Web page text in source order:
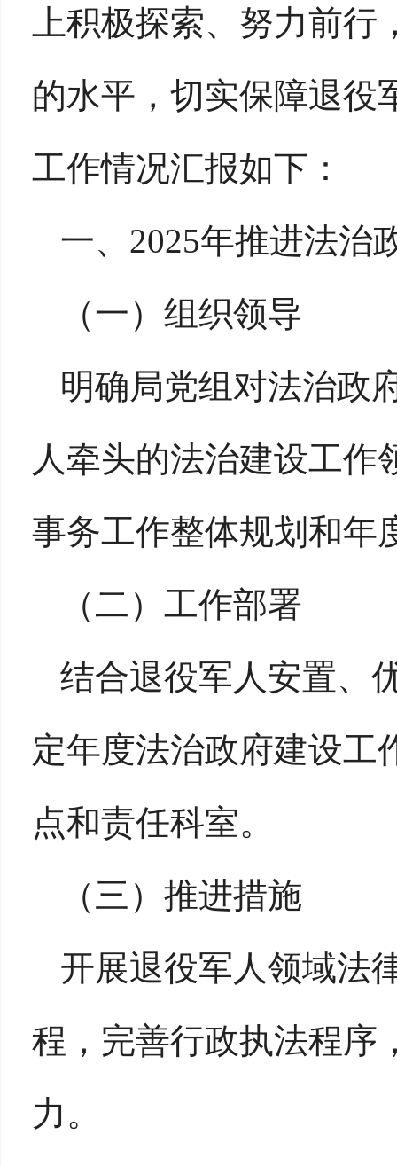
上积极探索、努力前
的水平，切实保障退役
工作情况汇报如下：
一、 2025年推进法治
（一） 组织领导
明确局党组对法治政
人牵头的法治建设工作
事务工作整体规划和年
（二） 工作部署
结合退役军人安置、
定年度法治政府建设工
点和责任科室。
（三） 推进措施
开展退役军人领域法
程，完善行政执法程序
力。